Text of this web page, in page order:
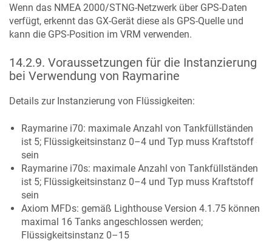
Wenn das NMEA 2000/STNG-Netzwerk über GPS-Daten
verfügt, erkennt das GX-Gerät diese als GPS-Quelle und
kann die GPS-Position im VRM verwenden.
14.2.9. Voraussetzungen für die Instanzierung
bei Verwendung von Raymarine
Details zur Instanzierung von Flüssigkeiten:
Raymarine i70: maximale Anzahl von Tankfüllständen
ist 5; Flüssigkeitsinstanz 0–4 und Typ muss Kraftstoff
sein
Raymarine i70s: maximale Anzahl von Tankfüllständen
ist 5; Flüssigkeitsinstanz 0–4 und Typ muss Kraftstoff
sein
Axiom MFDs: gemäß Lighthouse Version 4.1.75 können
maximal 16 Tanks angeschlossen werden;
Flüssigkeitsinstanz 0–15